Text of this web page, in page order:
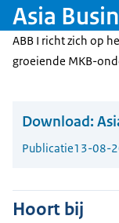
Asia
ABB I richt zich op
groeiende MKB-
Download:
Publicatie13-08-
Hoort bij